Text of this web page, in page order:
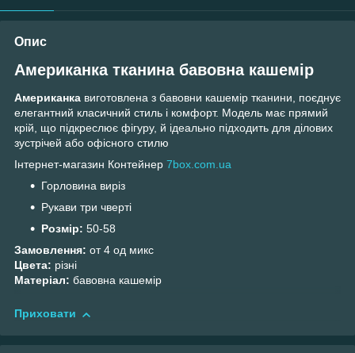
Опис
Американка тканина бавовна кашемір
Американка виготовлена з бавовни кашемір тканини, поєднує
елегантний класичний стиль і комфорт. Модель має прямий
крій, що підкреслює фігуру, й ідеально підходить для ділових
зустрічей або офісного стилю
Інтернет-магазин Контейнер 7box.com.ua
Горловина виріз
Рукави три чверті
Розмір: 50-58
Замовлення: от 4 од микс
Цвета: різні
Матеріал: бавовна кашемір
Приховати